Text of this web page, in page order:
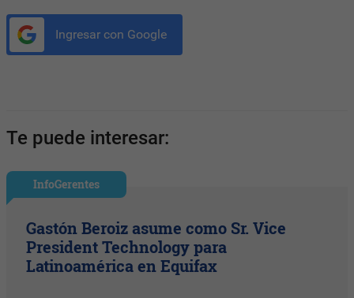
Ingresar con Google
Te puede interesar:
InfoGerentes
Gastón Beroiz asume como Sr. Vice
President Technology para
Latinoamérica en Equifax